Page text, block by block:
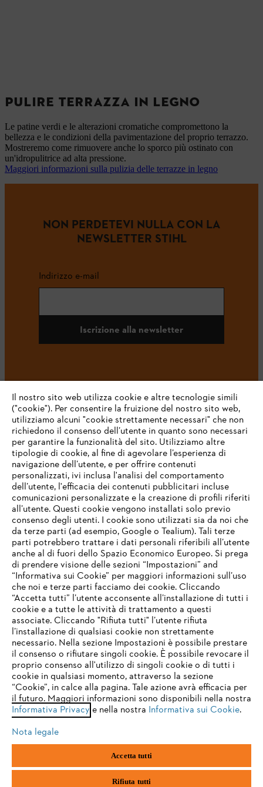
PULIRE TERRAZZA IN LEGNO
Le patine verdi e le alterazioni cromatiche compromettono la
bellezza e le condizioni della pavimentazione del proprio terrazzo.
Mostreremo come rimuovere anche lo sporco più ostinato con
un'idropulitrice ad alta pressione.
Maggiori informazioni sulla pulizia delle terrazze in legno
NON PERDETEVI NULLA CON LA
NEWSLETTER STIHL
Indirizzo e-mail
Iscrizione alla newsletter
#STIHL
L’azienda
STIHL FAQ
Service
Termini e condizioni generali Privacy policy
Note legali Cookies Informazioni legali
Andreas STIHL S.p.A. - Viale delle Industrie, 15
20040 Cambiago (MI)
Email:info@stihl.it
Numero di partita IVA: 09883420151.
Società a socio unico, soggetta a direzione e coordinamento di Andreas
IHR BROWSER WIRD NICHT
UNTERSTÜTZT
Sie nutzen einen Browser, den wir noch nicht unterstützen. Für
eine optimale Nutzung unserer Seite empfehlen wir Ihnen, zu
einem der folgenden Browser zu wechseln:
firefox chrome
safari edge
Il nostro sito web utilizza cookie e altre tecnologie simili
("cookie"). Per consentire la fruizione del nostro sito web,
utilizziamo alcuni "cookie strettamente necessari" che non
richiedono il consenso dell’utente in quanto sono necessari
per garantire la funzionalità del sito. Utilizziamo altre
tipologie di cookie, al fine di agevolare l’esperienza di
navigazione dell’utente, e per offrire contenuti
personalizzati, ivi inclusa l'analisi del comportamento
dell’utente, l'efficacia dei contenuti pubblicitari incluse
comunicazioni personalizzate e la creazione di profili riferiti
all’utente. Questi cookie vengono installati solo previo
consenso degli utenti. I cookie sono utilizzati sia da noi che
da terze parti (ad esempio, Google o Tealium). Tali terze
parti potrebbero trattare i dati personali riferibili all’utente
anche al di fuori dello Spazio Economico Europeo. Si prega
di prendere visione delle sezioni “Impostazioni” and
“Informativa sui Cookie” per maggiori informazioni sull’uso
che noi e terze parti facciamo dei cookie. Cliccando
“Accetta tutti” l’utente acconsente all’installazione di tutti i
cookie e a tutte le attività di trattamento a questi
associate. Cliccando "Rifiuta tutti" l’utente rifiuta
l’installazione di qualsiasi cookie non strettamente
necessario. Nella sezione Impostazioni è possibile prestare
il consenso o rifiutare singoli cookie. È possibile revocare il
proprio consenso all'utilizzo di singoli cookie o di tutti i
cookie in qualsiasi momento, attraverso la sezione
“Cookie”, in calce alla pagina. Tale azione avrà efficacia per
il futuro. Maggiori informazioni sono disponibili nella nostra
Informativa Privacy e nella nostra Informativa sui Cookie.
Nota legale
Accetta tutti
Rifiuta tutti